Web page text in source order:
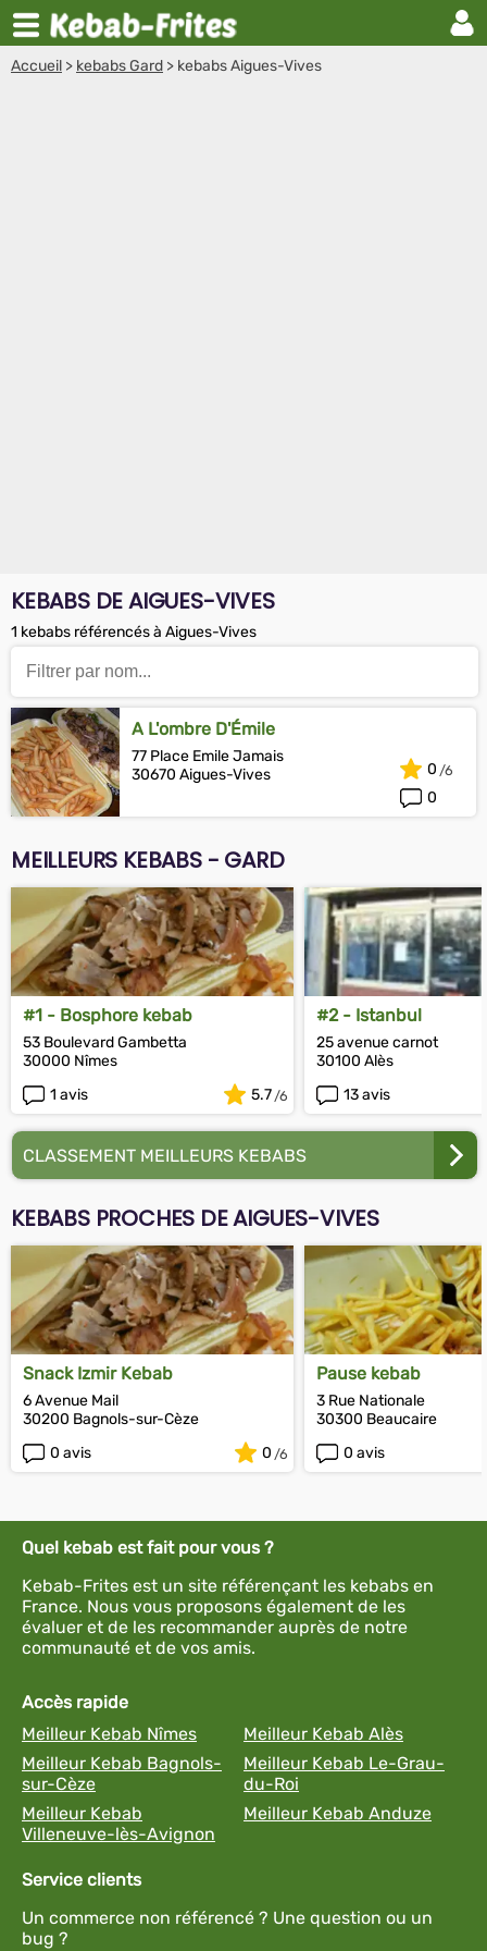
Accueil > kebabs Gard > kebabs Aigues-Vives
KEBABS DE AIGUES-VIVES
1 kebabs référencés à Aigues-Vives
A L'ombre D'Émile
77 Place Emile Jamais
30670 Aigues-Vives
0
0
MEILLEURS KEBABS - GARD
#1 - Bosphore kebab
53 Boulevard Gambetta
30000 Nîmes
1 avis
5.7
#2 - Istanbul
25 avenue carnot
30100 Alès
13 avis
CLASSEMENT MEILLEURS KEBABS
KEBABS PROCHES DE AIGUES-VIVES
Snack Izmir Kebab
6 Avenue Mail
30200 Bagnols-sur-Cèze
0 avis
0
Pause kebab
3 Rue Nationale
30300 Beaucaire
0 avis
Quel kebab est fait pour vous ?
Kebab-Frites est un site référençant les kebabs en
France. Nous vous proposons également de les
évaluer et de les recommander auprès de notre
communauté et de vos amis.
Accès rapide
Meilleur Kebab Nîmes
Meilleur Kebab Alès
Meilleur Kebab Bagnols-
sur-Cèze
Meilleur Kebab Le-Grau-
du-Roi
Meilleur Kebab
Villeneuve-lès-Avignon
Meilleur Kebab Anduze
Service clients
Un commerce non référencé ? Une question ou un
bug ?